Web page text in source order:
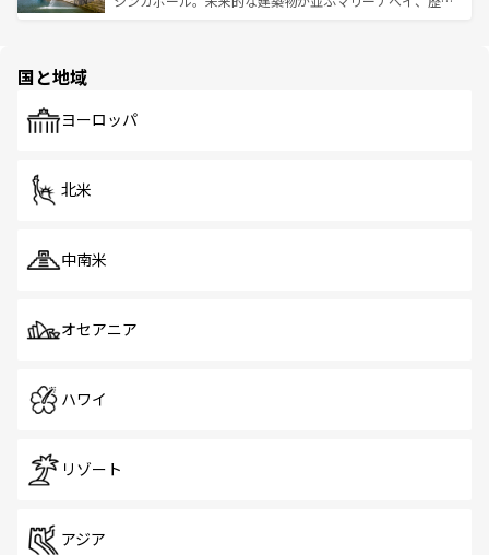
で、ホーカーズは地元の風情を楽しめる外せないスポット
国と地域
ヨーロッパ
北米
中南米
オセアニア
ハワイ
リゾート
アジア